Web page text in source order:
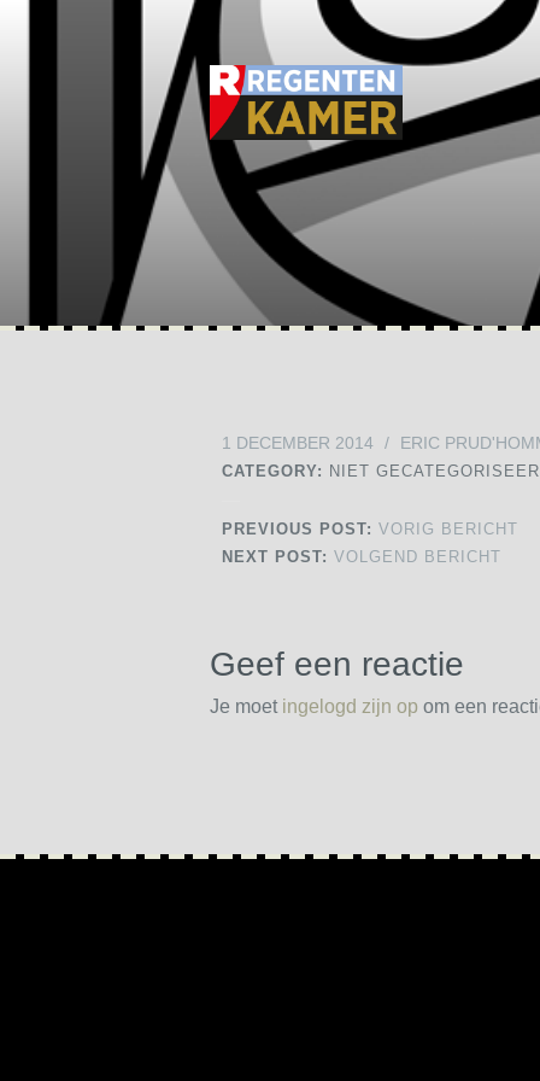
1 DECEMBER 2014 / ERIC
CATEGORY: NIET
PREVIOUS POST: VORIG BERICHT
NEXT POST: VOLGEND BERICHT
Geef een reactie
Je moet ingelogd zijn op om een